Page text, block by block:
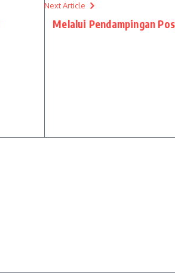
Next Article
Melalui Pendampingan